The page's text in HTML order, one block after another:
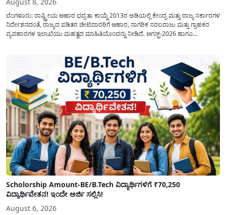
ಬೆಂಗಳೂರು: ರಾಷ್ಟ್ರೀಯ ಆಹಾರ ಭದ್ರತಾ ಕಾಯ್ದೆ 2013ರ ಅಡಿಯಲ್ಲಿ ಕೇಂದ್ರ ಮತ್ತು ರಾಜ್ಯ ಸರ್ಕಾರಗಳ
ನಿರ್ದೇಶನದಂತೆ, ರಾಜ್ಯದ ಪಡಿತರ ಚೀಟಿದಾರರಿಗೆ ಆಹಾರ, ನಾಗರಿಕ ಸರಬರಾಜು ಮತ್ತು ಗ್ರಾಹಕರ
ವ್ಯವಹಾರಗಳ ಇಲಾಖೆಯು ಮಹತ್ವದ ಮಾಹಿತಿಯೊಂದನ್ನು ನೀಡಿದೆ. ಆಗಸ್ಟ್-2026 ಹಾಗೂ
Scholorship Amount-BE/B.Tech ವಿದ್ಯಾರ್ಥಿಗಳಿಗೆ ₹70,250
ವಿದ್ಯಾರ್ಥಿವೇತನ! ಇಂದೇ ಅರ್ಜಿ ಸಲ್ಲಿಸಿ!
August 6, 2026